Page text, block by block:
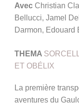
Avec Christian
Bellucci, Jamel
Darmon, Edouard
THEMA
ET OBÉLIX
La première
aventures du